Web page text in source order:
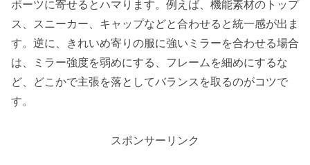
ポーツに寄せるとハマります。例えば、機能素材のトップ
ス、スニーカー、キャップなどと合わせると統一感が出ま
す。逆に、きれいめ寄りの服に強いミラーを合わせる場合
は、ミラー強度を弱めにする、フレームを細めにするな
ど、どこかで主張を落としてバランスを取るのがコツで
す。
スポンサーリンク